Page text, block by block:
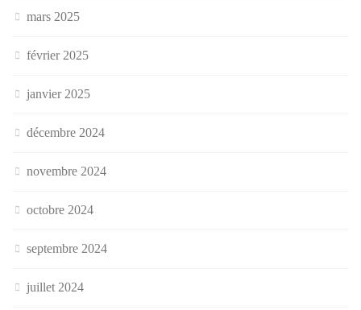
mars 2025
février 2025
janvier 2025
décembre 2024
novembre 2024
octobre 2024
septembre 2024
juillet 2024